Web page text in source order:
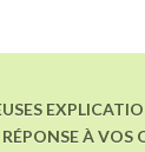
À VOS